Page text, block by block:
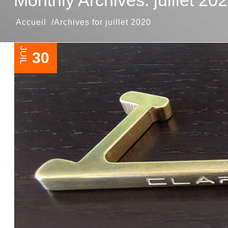
Archives for juillet 2020
30
JUIL